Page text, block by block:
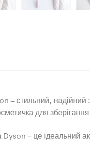
– стильний, надійний
для
– це ідеальний